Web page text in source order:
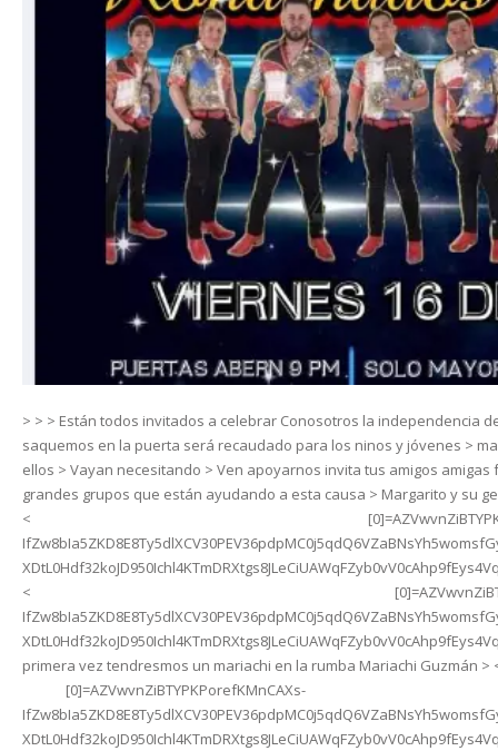
> > > Están todos invitados a celebrar Conosotros la independencia
saquemos en la puerta será recaudado para los ninos y jóvenes >
ellos > Vayan necesitando > Ven apoyarnos invita tus amigos
grandes grupos que están ayudando a esta causa > Margarito y su
<
<
primera vez tendresmos un mariachi en la rumba Mariachi Guzmán >
[0]=AZVwvnZiBTYPKPorefKMnCAXs-